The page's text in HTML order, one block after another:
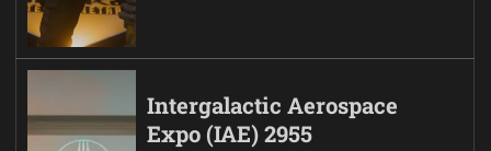
Intergalactic Aerospace
Expo (IAE) 2955